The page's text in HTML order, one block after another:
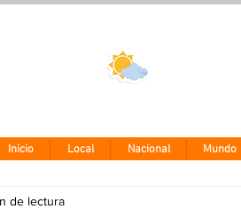
Inicio Local Nacional Mundo
de lectura